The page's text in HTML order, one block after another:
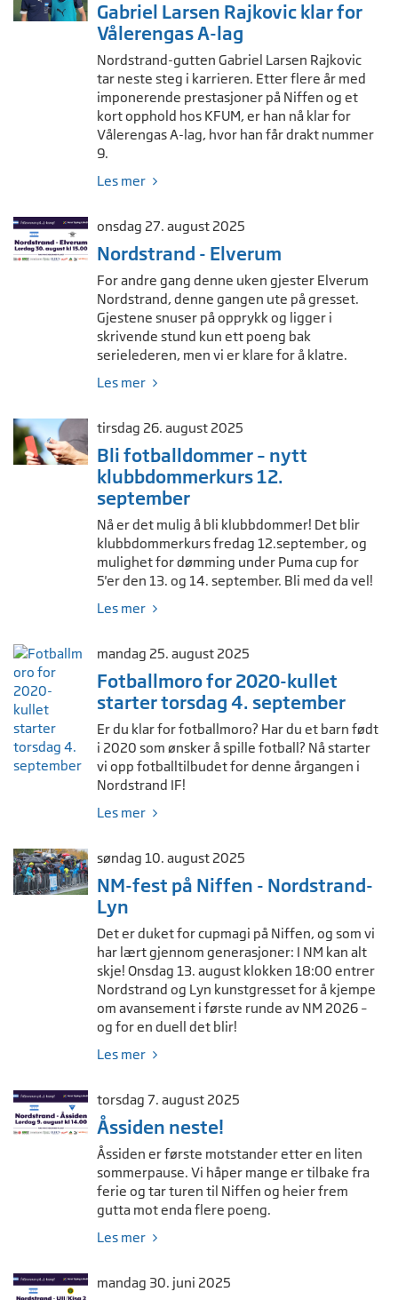
Gabriel Larsen Rajkovic klar for
Vålerengas A-lag
Nordstrand-gutten Gabriel Larsen Rajkovic
tar neste steg i karrieren. Etter flere år med
imponerende prestasjoner på Niffen og et
kort opphold hos KFUM, er han nå klar for
Vålerengas A-lag, hvor han får drakt nummer
9.
Les mer
onsdag 27. august 2025
Nordstrand - Elverum
For andre gang denne uken gjester Elverum
Nordstrand, denne gangen ute på gresset.
Gjestene snuser på opprykk og ligger i
skrivende stund kun ett poeng bak
serielederen, men vi er klare for å klatre.
Les mer
tirsdag 26. august 2025
Bli fotballdommer – nytt
klubbdommerkurs 12.
september
Nå er det mulig å bli klubbdommer! Det blir
klubbdommerkurs fredag 12.september, og
mulighet for dømming under Puma cup for
5'er den 13. og 14. september. Bli med da vel!
Les mer
mandag 25. august 2025
Fotballmoro for 2020-kullet
starter torsdag 4. september
Er du klar for fotballmoro? Har du et barn født
i 2020 som ønsker å spille fotball? Nå starter
vi opp fotballtilbudet for denne årgangen i
Nordstrand IF!
Les mer
søndag 10. august 2025
NM-fest på Niffen - Nordstrand-
Lyn
Det er duket for cupmagi på Niffen, og som vi
har lært gjennom generasjoner: I NM kan alt
skje! Onsdag 13. august klokken 18:00 entrer
Nordstrand og Lyn kunstgresset for å kjempe
om avansement i første runde av NM 2026 –
og for en duell det blir!
Les mer
torsdag 7. august 2025
Åssiden neste!
Åssiden er første motstander etter en liten
sommerpause. Vi håper mange er tilbake fra
ferie og tar turen til Niffen og heier frem
gutta mot enda flere poeng.
Les mer
mandag 30. juni 2025